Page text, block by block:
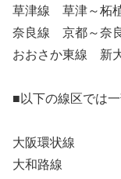
草津線 草津～柘
奈良線 京都～奈
おおさか東線 新
■以下の線区では
大阪環状線
大和路線